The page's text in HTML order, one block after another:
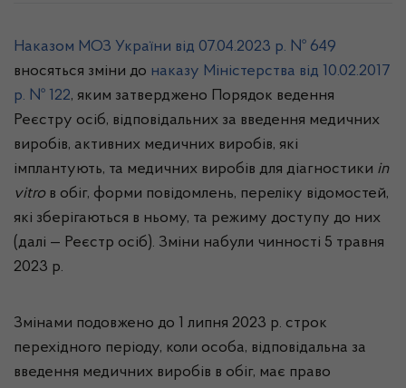
Наказом МОЗ України від 07.04.2023 р. № 649
вносяться зміни до наказу Міністерства від 10.02.2017
р. № 122, яким затверджено Порядок ведення
Реєстру осіб, відповідальних за введення медичних
виробів, активних медичних виробів, які
імплантують, та медичних виробів для діагностики in
vitroв обіг, форми повідомлень, переліку відомостей,
які зберігаються в ньому, та режиму доступу до них
(далі — Реєстр осіб). Зміни набули чинності 5 травня
2023 р.
Змінами подовжено до 1 липня 2023 р. строк
перехідного періоду, коли особа, відповідальна за
введення медичних виробів в обіг, має право